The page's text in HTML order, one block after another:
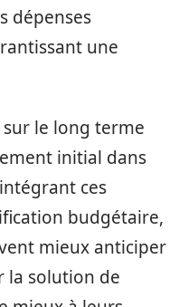
dépenses
une
sur le long terme
initial dans
ces
budgétaire,
mieux anticiper
la solution de